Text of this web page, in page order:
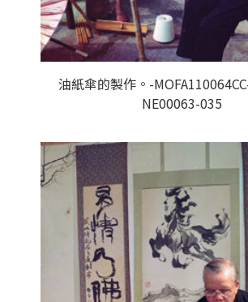
油紙傘的製作。-
NE00063-035